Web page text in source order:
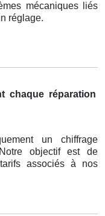
mécaniques liés
réglage.
chaque réparation
un chiffrage
objectif est de
associés à nos